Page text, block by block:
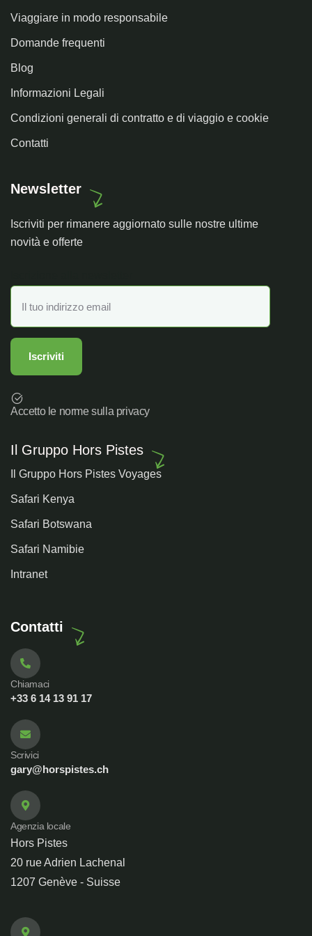
Viaggiare in modo responsabile
Domande frequenti
Blog
Informazioni Legali
Condizioni generali di contratto e di viaggio e cookie
Contatti
Newsletter
Iscriviti per rimanere aggiornato sulle nostre ultime
novità e offerte
Accetto le norme sulla privacy
Il Gruppo Hors Pistes
Il Gruppo Hors Pistes Voyages
Safari Kenya
Safari Botswana
Safari Namibie
Intranet
Contatti
Chiamaci
+33 6 14 13 91 17
Scrivici
gary@horspistes.ch
Agenzia locale
Hors Pistes
20 rue Adrien Lachenal
1207 Genève - Suisse